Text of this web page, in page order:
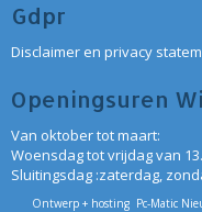
Gdpr
Disclaimer en privacy
Openingsuren
Van oktober tot maart:
Woensdag tot vrijdag van
Sluitingsdag :zaterdag,
Ontwerp + hosting Pc-Matic